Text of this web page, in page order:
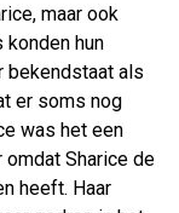
maar ook
hun
bekendstaat als
er soms nog
was het een
Sharice de
heeft. Haar